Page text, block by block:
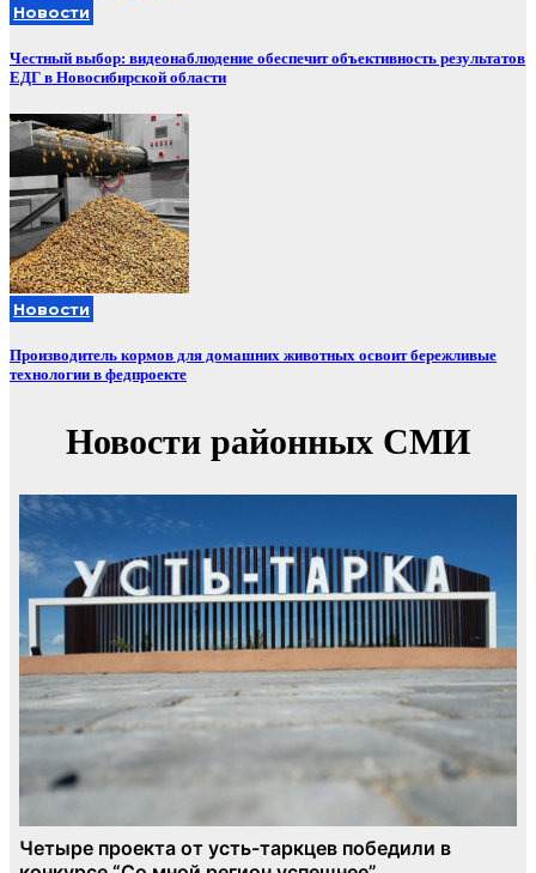
Новости
Честный выбор: видеонаблюдение обеспечит объективность результатов
ЕДГ в Новосибирской области
Новости
Производитель кормов для домашних животных освоит бережливые
технологии в федпроекте